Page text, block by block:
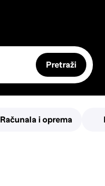
Pretraži
Računala i oprema